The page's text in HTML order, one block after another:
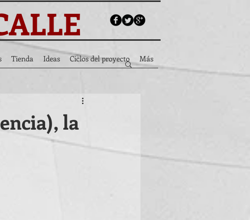
la
Tienda Ideas Ciclos del proyecto Más